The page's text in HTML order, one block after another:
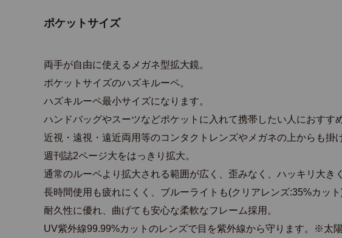
ポケットサイズ
両手が自由に使えるメガネ型拡大鏡。
ポケットサイズのハズキルーペ。
ハズキルーペ最小サイズになります。
ハンドバッグやスーツなどポケットに入れて携帯したい人におすすめ
近視・遠視・遠近両用等のコンタクトレンズやメガネの上からも掛
週刊誌2ページ大をはっきり拡大。
通常のルーペより拡大される範囲が広く、歪みなく、ハッキリ大き
長時間使用も疲れにくく、ブルーライトも(クリアレンズ:35%カット)
耐久性に優れ、曲げても安心な柔軟なフレーム採用。
UV紫外線99.99%カットのレンズで目を紫外線から守ります。※太